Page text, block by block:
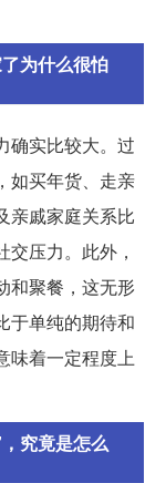
为什么很怕
确实比较大。过
如买年货、走亲
亲戚家庭关系比
压力。此外，
和聚餐，这无形
于单纯的期待和
味着一定程度上
究竟是怎么